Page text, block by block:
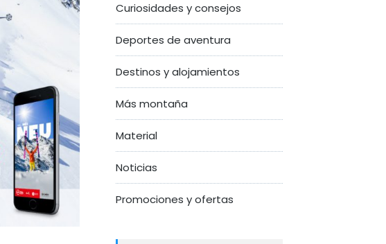
Curiosidades y consejos
Deportes de aventura
Destinos y alojamientos
Más montaña
Material
Noticias
Promociones y ofertas